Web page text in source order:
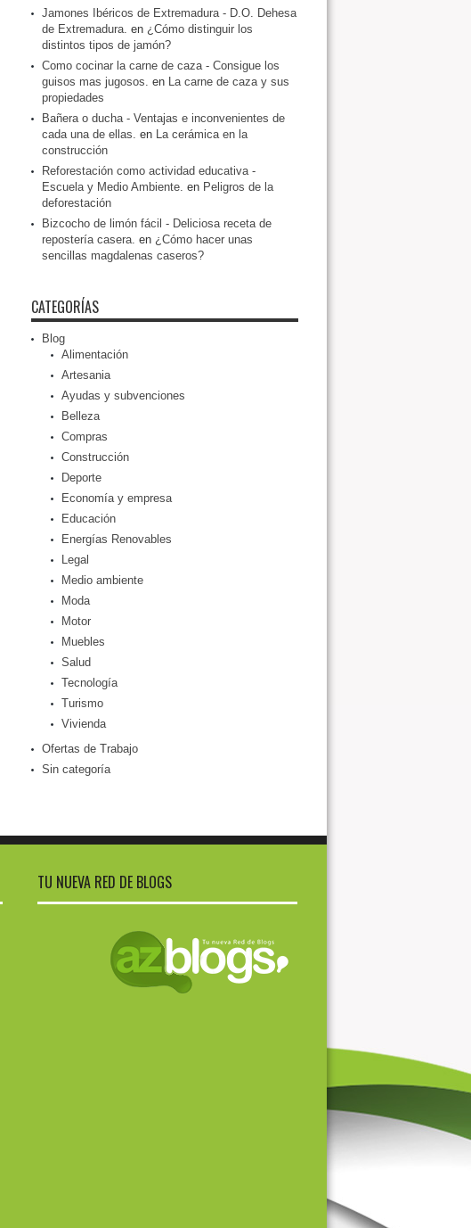
Jamones Ibéricos de Extremadura - D.O. Dehesa
de Extremadura. en ¿Cómo distinguir los
distintos tipos de jamón?
Como cocinar la carne de caza - Consigue los
guisos mas jugosos. en La carne de caza y sus
propiedades
Bañera o ducha - Ventajas e inconvenientes de
cada una de ellas. en La cerámica en la
construcción
Reforestación como actividad educativa -
Escuela y Medio Ambiente. en Peligros de la
deforestación
Bizcocho de limón fácil - Deliciosa receta de
repostería casera. en ¿Cómo hacer unas
sencillas magdalenas caseros?
CATEGORÍAS
Blog
Alimentación
Artesania
Ayudas y subvenciones
Belleza
Compras
Construcción
Deporte
Economía y empresa
Educación
Energías Renovables
Legal
Medio ambiente
Moda
Motor
Muebles
Salud
Tecnología
Turismo
Vivienda
Ofertas de Trabajo
Sin categoría
TU NUEVA RED DE BLOGS